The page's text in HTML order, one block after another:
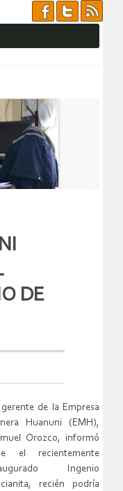
DE
de la Empresa
Huanuni (EMH),
Orozco, informó
el recientemente
Ingenio
recién podría